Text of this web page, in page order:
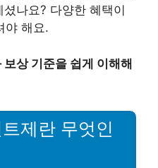
나요? 다양한 혜택이
야 해요.
상 기준을 쉽게 이해해
제란 무엇인